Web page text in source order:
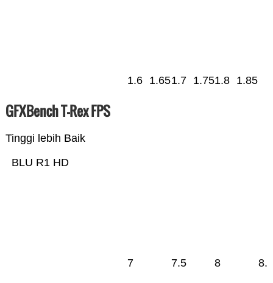
1.6 1.651.7 1.751.8 1.85
GFXBench T-Rex FPS
Tinggi lebih Baik
BLU R1 HD
7 7.5 8 8.5